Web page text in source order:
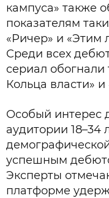
кампуса» также
показателям
«Ричер» и «Этим
Среди всех
сериал обогнали
Кольца власти» и
Особый интерес
аудитории 18–34
успешным
Эксперты
платформе